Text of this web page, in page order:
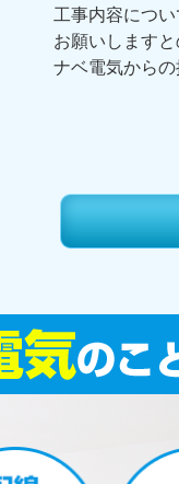
工事内容につ
お願いします
ナベ電気から